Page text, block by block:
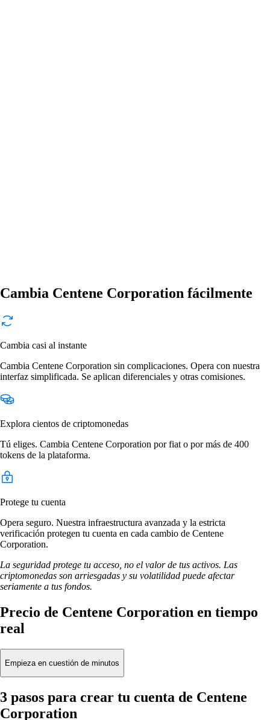
Cambia Centene Corporation fácilmente
Cambia casi al instante
Cambia Centene Corporation sin complicaciones. Opera con nuestra
interfaz simplificada. Se aplican diferenciales y otras comisiones.
Explora cientos de criptomonedas
Tú eliges. Cambia Centene Corporation por fiat o por más de 400
tokens de la plataforma.
Protege tu cuenta
Opera seguro. Nuestra infraestructura avanzada y la estricta
verificación protegen tu cuenta en cada cambio de Centene
Corporation.
La seguridad protege tu acceso, no el valor de tus activos. Las
criptomonedas son arriesgadas y su volatilidad puede afectar
seriamente a tus fondos.
Precio de Centene Corporation en tiempo
real
Empieza en cuestión de minutos
3 pasos para crear tu cuenta de Centene
Corporation